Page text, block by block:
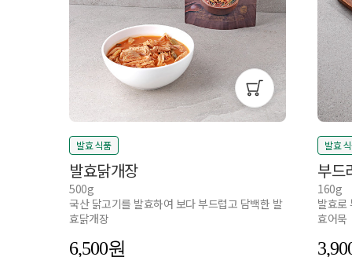
발효 식품
발효닭개장
500g
국산 닭고기를 발효하여 보다 부드럽고 담백한 발
효닭개장
6,500
발효
부드
160g
발효로
효어묵